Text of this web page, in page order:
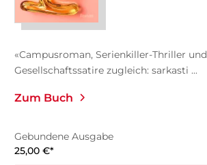
«Campusroman, Serienkiller-Thriller und
Gesellschaftssatire zugleich: sarkasti ...
Zum Buch
Gebundene Ausgabe
25,00 €*